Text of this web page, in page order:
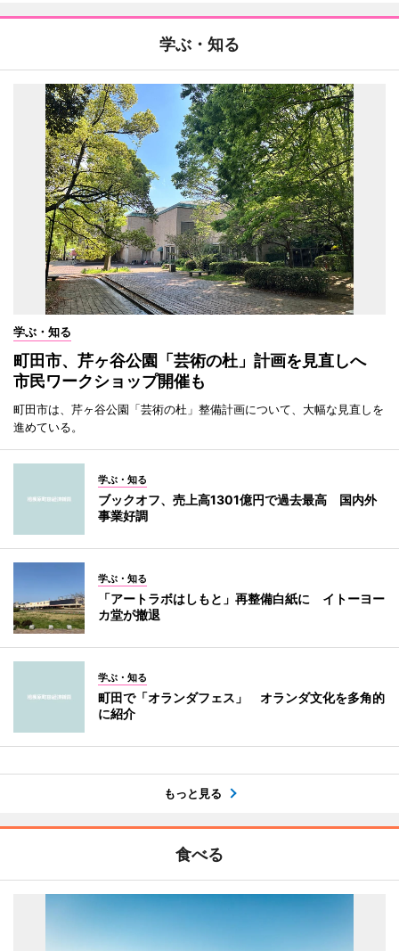
学ぶ・知る
学ぶ・知る
町田市、芹ヶ谷公園「芸術の杜」計画を見直しへ
市民ワークショップ開催も
町田市は、芹ヶ谷公園「芸術の杜」整備計画について、大幅な見直しを
進めている。
学ぶ・知る
ブックオフ、売上高1301億円で過去最高 国内外
事業好調
学ぶ・知る
「アートラボはしもと」再整備白紙に イトーヨー
カ堂が撤退
学ぶ・知る
町田で「オランダフェス」 オランダ文化を多角的
に紹介
もっと見る
食べる